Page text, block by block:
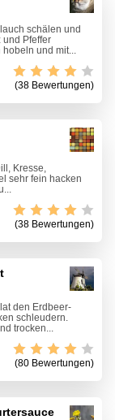
schälen und
und Pfeffer
und mit...
(38 Bewertungen)
Kresse,
sehr fein hacken
(38 Bewertungen)
den Erdbeer-
schleudern.
trocken...
(80 Bewertungen)